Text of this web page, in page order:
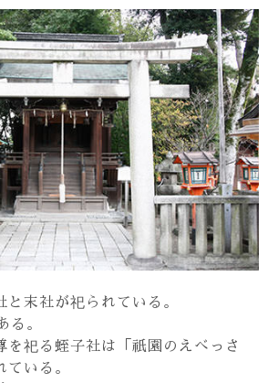
と末社が祀られている。
る。
を祀る蛭子社は「祇園のえべっさ
いる。